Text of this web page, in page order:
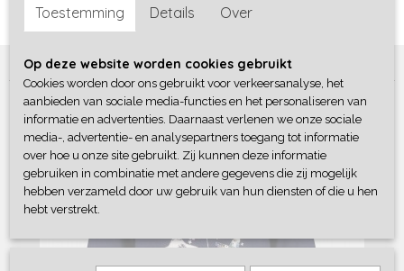
Home >Meisjes>Shirts / Tunieken / Blouses>Blue Seven
Toestemming Details Over
Op deze website worden cookies gebruikt
Cookies worden door ons gebruikt voor verkeersanalyse, het
aanbieden van sociale media-functies en het personaliseren van
informatie en advertenties. Daarnaast verlenen we onze sociale
media-, advertentie- en analysepartners toegang tot informatie
over hoe u onze site gebruikt. Zij kunnen deze informatie
gebruiken in combinatie met andere gegevens die zij mogelijk
hebben verzameld door uw gebruik van hun diensten of die u hen
hebt verstrekt.